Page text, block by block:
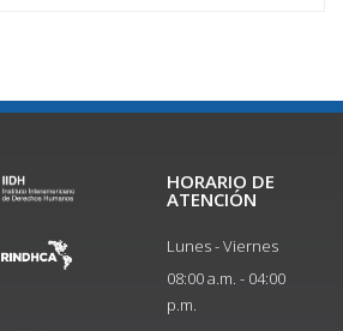
HORARIO DE
ATENCIÓN
Lunes - Viernes
08:00 a.m. - 04:00
p.m.